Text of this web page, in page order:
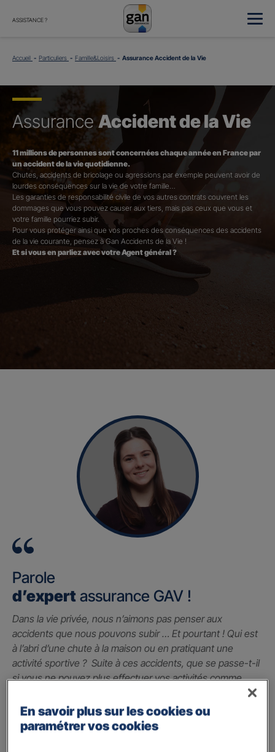
ASSISTANCE ?
Accueil Particuliers Famille&Loisirs Assurance Accident de la Vie
AssuranceAccident de la Vie
11 millions de personnes sont concernées chaque année en France par
un accident de la vie quotidienne.
Chutes, accidents de bricolage ou agressions par exemple peuvent avoir de
lourdes conséquences sur la vie de votre famille…
Les garanties de responsabilité civile de vos autres contrats couvrent les
dommages que vous pouvez causer aux tiers, mais pas ceux que vous et
votre famille pourriez subir.
Pour vous protéger ainsi que vos proches des conséquences des accidents
de la vie courante, pensez à Gan Accidents de la Vie !
Et si vous en parliez avec votre Agent général ?
Parole
d’expert assurance GAV !
Dans la vie privée, nous n’aimons pas penser aux
accidents que nous pouvons subir … Et pourtant ! Qui est
à l’abri d’une chute à la maison ou en pratiquant une
activité sportive ? Suite à ces accidents, que se passe-t-il
si vous ne pouvez plus effectuer vos activités comme
contrat qui peut vous indemniser à hauteur du préjudice
subi grâce à un capital qui vous permet de faire face
jusqu’à 2 millions d’euros.
En savoir plus sur les cookies ou
paramétrer vos cookies